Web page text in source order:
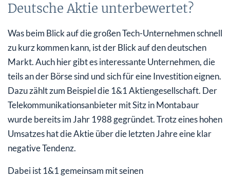
Deutsche Aktie unterbewertet?
Was beim Blick auf die großen Tech-Unternehmen schnell
zu kurz kommen kann, ist der Blick auf den deutschen
Markt. Auch hier gibt es interessante Unternehmen, die
teils an der Börse sind und sich für eine Investition eignen.
Dazu zählt zum Beispiel die 1&1 Aktiengesellschaft. Der
Telekommunikationsanbieter mit Sitz in Montabaur
wurde bereits im Jahr 1988 gegründet. Trotz eines hohen
Umsatzes hat die Aktie über die letzten Jahre eine klar
negative Tendenz.
Dabei ist 1&1 gemeinsam mit seinen